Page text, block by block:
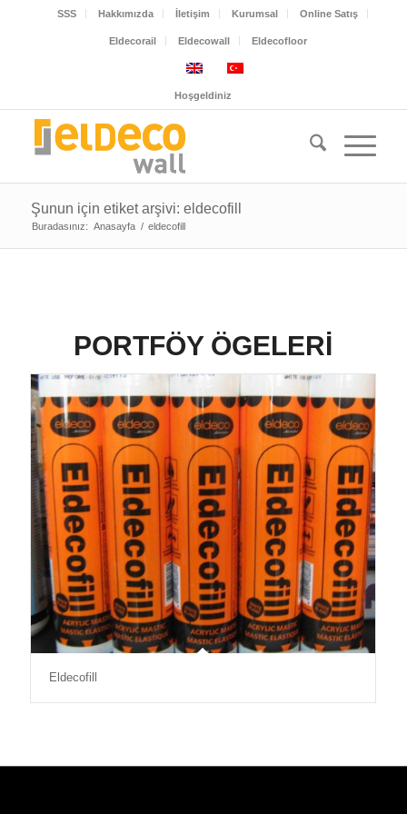
SSS Hakkımızda İletişim Kurumsal Online Satış
Eldecorail Eldecowall Eldecofloor
Hoşgeldiniz
Şunun için etiket arşivi: eldecofill
Buradasınız: Anasayfa / eldecofill
PORTFÖY ÖGELERI
Eldecofill